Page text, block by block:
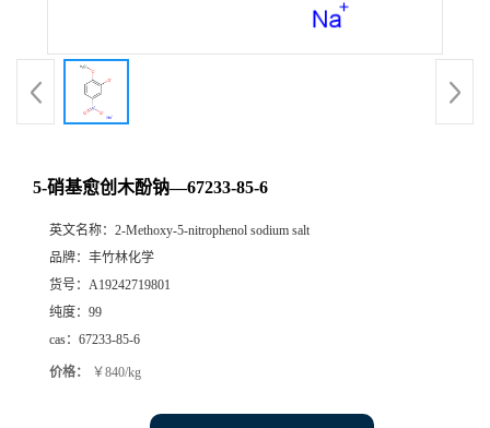
5-硝基愈创木酚钠—67233-85-6
英文名称： 2-Methoxy-5-nitrophenol sodium salt
品牌： 丰竹林化学
货号： A19242719801
纯度： 99
cas： 67233-85-6
价格： ￥840/kg